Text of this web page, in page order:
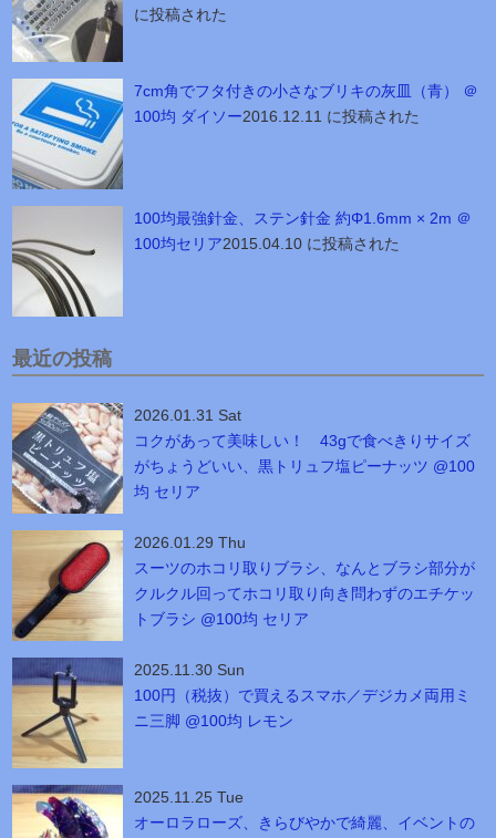
に投稿された
7cm角でフタ付きの小さなブリキの灰皿（青） ＠
100均 ダイソー2016.12.11 に投稿された
100均最強針金、ステン針金 約Φ1.6mm × 2m ＠
100均セリア2015.04.10 に投稿された
最近の投稿
2026.01.31 Sat
コクがあって美味しい！ 43gで食べきりサイズ
がちょうどいい、黒トリュフ塩ピーナッツ @100
均 セリア
2026.01.29 Thu
スーツのホコリ取りブラシ、なんとブラシ部分が
クルクル回ってホコリ取り向き問わずのエチケッ
トブラシ @100均 セリア
2025.11.30 Sun
100円（税抜）で買えるスマホ／デジカメ両用ミ
ニ三脚 @100均 レモン
2025.11.25 Tue
オーロラローズ、きらびやかで綺麗、イベントの